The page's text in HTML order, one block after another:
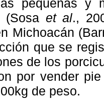
pequeñas y
(Sosa et al.,
Michoacán
que se
de los
por vender
de peso.